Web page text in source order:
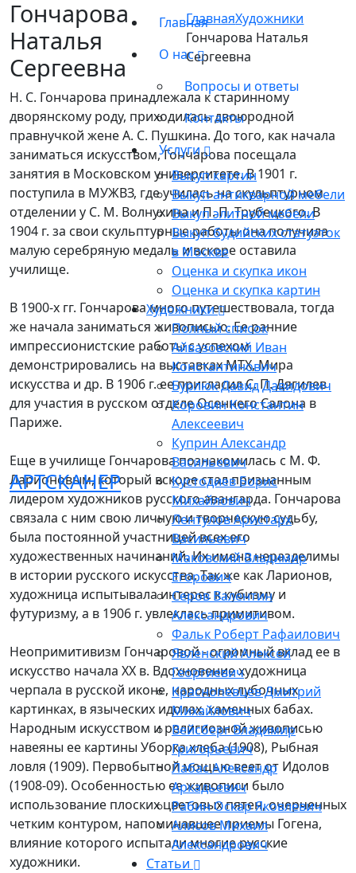
АРТСКАНЕР
Главная
О нас
Вопросы и ответы
Контакты
Услуги
Выкуп картин
Выкуп антикварной мебели
Выкуп элитной мебели
Выкуп будийских статуэток
в Москве
Оценка и скупка икон
Оценка и скупка картин
Художники
Полный список
Айвазовский Иван
Константинович
Бурлюк Давид Давидович
Коровин Константин
Алексеевич
Куприн Александр
Васильевич
Кустодиев Борис
Михайлович
Лентулов Аристарх
Васильевич
Маковский Владимир
Егорович
Серов Валентин
Александрович
Фальк Роберт Рафаилович
Явленский Алексей
Георгиевич
Краснопевцев Дмитрий
Михайлович
Вейсберг Владимир
Григорьевич
Лабас Александр
Аркадьевич
Рабин Оскар Яковлевич
Алисов Михаил
Александрович
Статьи
Гончарова
Наталья
Сергеевна
ГлавнаяХудожники
Гончарова Наталья
Сергеевна
Н. С. Гончарова принадлежала к старинному
дворянскому роду, приходилась двоюродной
правнучкой жене А. С. Пушкина. До того, как начала
заниматься искусством, Гончарова посещала
занятия в Московском университете. В 1901 г.
поступила в МУЖВЗ, где училась на скульптурном
отделении у С. М. Волнухина и П. П. Трубецкого. В
1904 г. за свои скульптурные работы она получила
малую серебряную медаль и вскоре оставила
училище.
В 1900-х гг. Гончарова много путешествовала, тогда
же начала заниматься живописью. Ее ранние
импрессионистские работы с успехом
демонстрировались на выставках МТХ, Мира
искусства и др. В 1906 г. ее пригласил С. П. Дягилев
для участия в русском отделе Осеннего Салона в
Париже.
Еще в училище Гончарова познакомилась с М. Ф.
Ларионовым, который вскоре стал признанным
лидером художников русского авангарда. Гончарова
связала с ним свою личную и творческую судьбу,
была постоянной участницей всех его
художественных начинаний. Их имена неразделимы
в истории русского искусства. Так же как Ларионов,
художница испытывала интерес к кубизму и
футуризму, а в 1906 г. увлеклась примитивом.
Неопримитивизм Гончаровой - огромный вклад ее в
искусство начала XX в. Вдохновение художница
черпала в русской иконе, народных лубочных
картинках, в языческих идолах, каменных бабах.
Народным искусством и религиозной живописью
навеяны ее картины Уборка хлеба (1908), Рыбная
ловля (1909). Первобытной мощью веет от Идолов
(1908-09). Особенностью ее живописи было
использование плоских цветовых пятен, очерченных
четким контуром, напоминавшее приемы Гогена,
влияние которого испытали многие русские
художники.